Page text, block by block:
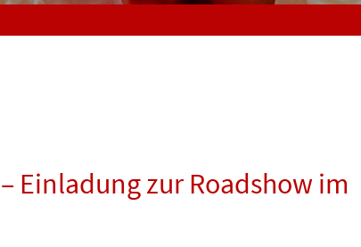
Einladung zur Roadshow im